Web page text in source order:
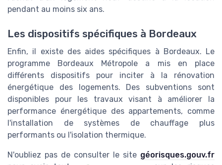
pendant au moins six ans.
Les dispositifs spécifiques à Bordeaux
Enfin, il existe des aides spécifiques à Bordeaux. Le
programme Bordeaux Métropole a mis en place
différents dispositifs pour inciter à la rénovation
énergétique des logements. Des subventions sont
disponibles pour les travaux visant à améliorer la
performance énergétique des appartements, comme
l'installation de systèmes de chauffage plus
performants ou l'isolation thermique.
N'oubliez pas de consulter le site géorisques.gouv.fr